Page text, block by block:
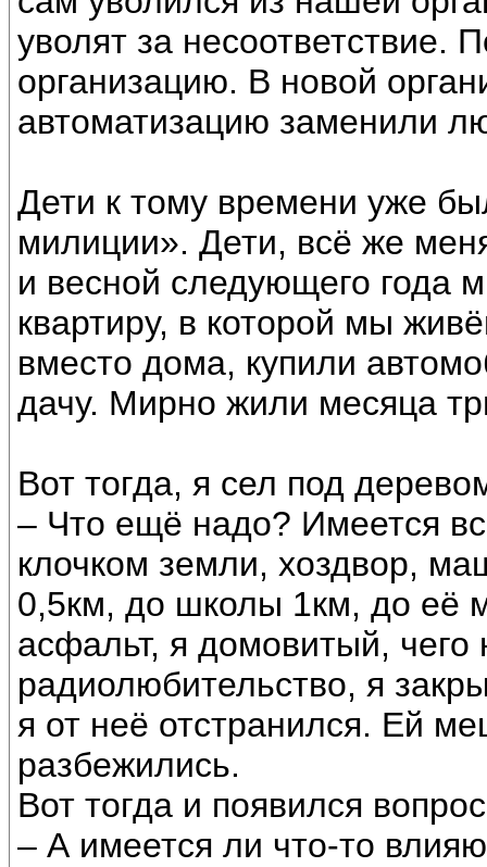
уволят за несоответствие.
организацию. В новой
автоматизацию заменили
Дети к тому времени уже
милиции». Дети, всё же
и весной следующего
квартиру, в которой мы
вместо дома, купили
дачу. Мирно жили месяца
Вот тогда, я сел под
– Что ещё надо? Имеется
клочком земли, хоздвор,
0,5км, до школы 1км, до её
асфальт, я домовитый,
радиолюбительство, я
я от неё отстранился. Ей
разбежились.
Вот тогда и появился
– А имеется ли что-то